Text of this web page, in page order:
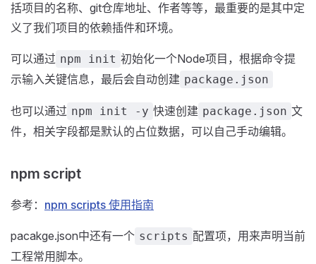
括项目的名称、git仓库地址、作者等等，最重要的是其中定
义了我们项目的依赖插件和环境。
可以通过 npm init 初始化一个Node项目，根据命令提
示输入关键信息，最后会自动创建 package.json
也可以通过 npm init -y 快速创建 package.json 文
件，相关字段都是默认的占位数据，可以自己手动编辑。
npm script
参考： npm scripts 使用指南
pacakge.json中还有一个 scripts 配置项，用来声明当前
工程常用脚本。